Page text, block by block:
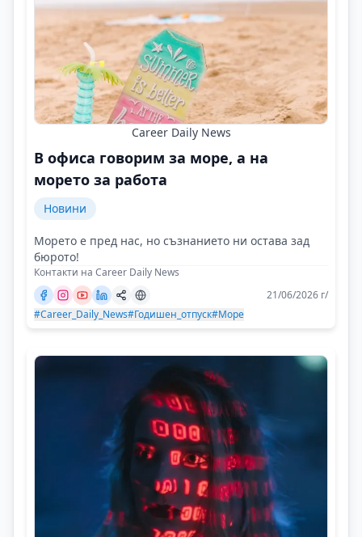
Career Daily News
В офиса говорим за море, а на
морето за работа
Новини
Морето е пред нас, но съзнанието ни остава зад
бюрото!
Контакти на Career Daily News
21/06/2026 г/
#Career_Daily_News#Годишен_отпуск#Море